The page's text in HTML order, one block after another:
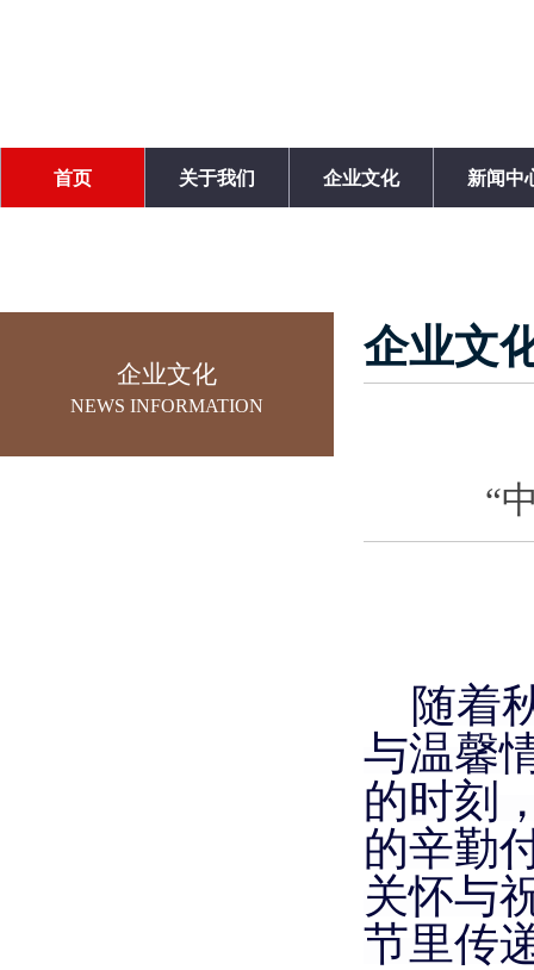
首页 关于我们 企业文化 新闻中
企业文化
NEWS INFORMATION
企业文
“
随着
与温馨
的时刻
的辛勤
关怀与
节里传